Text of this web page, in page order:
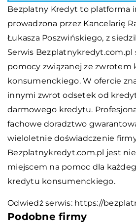
Bezplatny Kredyt to platforma
prowadzona przez Kancelarię
Łukasza Poszwińskiego, z
Serwis Bezplatnykredyt.com.pl
pomocy związanej ze zwrotem
konsumenckiego. W ofercie
innymi zwrot odsetek od
darmowego kredytu.
fachowe doradztwo
wieloletnie doświadczenie
Bezplatnykredyt.com.pl jest
miejscem na pomoc dla
kredytu konsumenckiego.
Odwiedź serwis: https://
Podobne firmy